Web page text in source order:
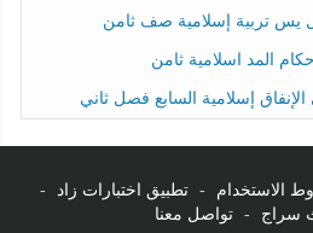
تربية إسلامية صف ثامن
المد اسلامية ثامن
إسلامية السابع فصل ثاني
الاستخدام - تطبيق اختبارات زاد
-
سراج
- تواصل معنا